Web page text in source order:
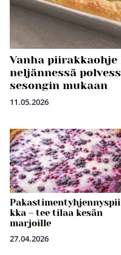
Vanha piirakkaohje
neljännessä
sesongin mukaan
11.05.2026
kka – tee tilaa kesän
marjoille
27.04.2026